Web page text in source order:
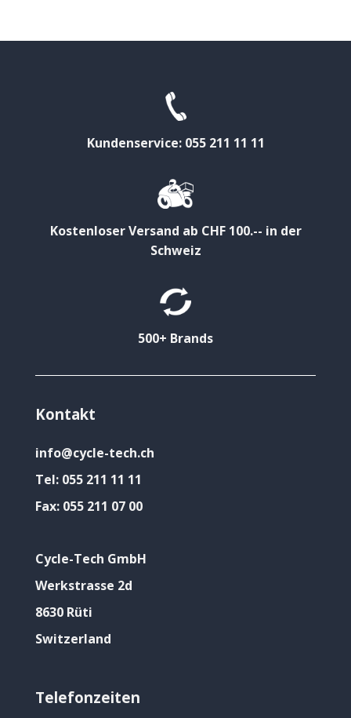
Kundenservice: 055 211 11 11
Kostenloser Versand ab CHF 100.-- in der
Schweiz
500+ Brands
Kontakt
info@cycle-tech.ch
Tel: 055 211 11 11
Fax: 055 211 07 00
Cycle-Tech GmbH
Werkstrasse 2d
8630 Rüti
Switzerland
Telefonzeiten